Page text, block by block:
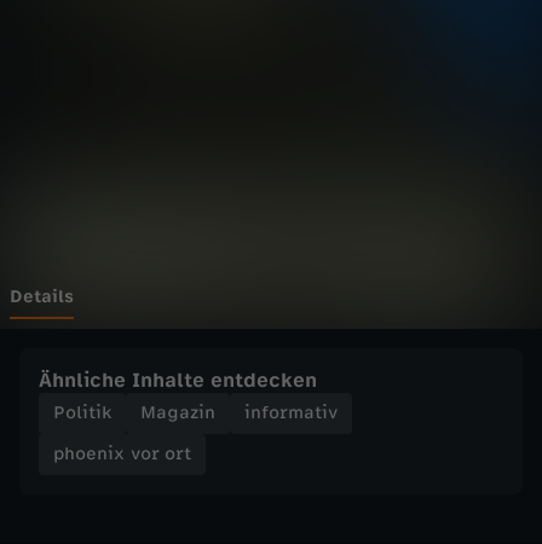
t
P
Details
Ähnliche Inhalte entdecken
Politik Magazin
informativ
phoenix vor ort